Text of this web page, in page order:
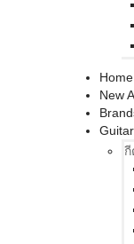
Home
New
Guitar
กี